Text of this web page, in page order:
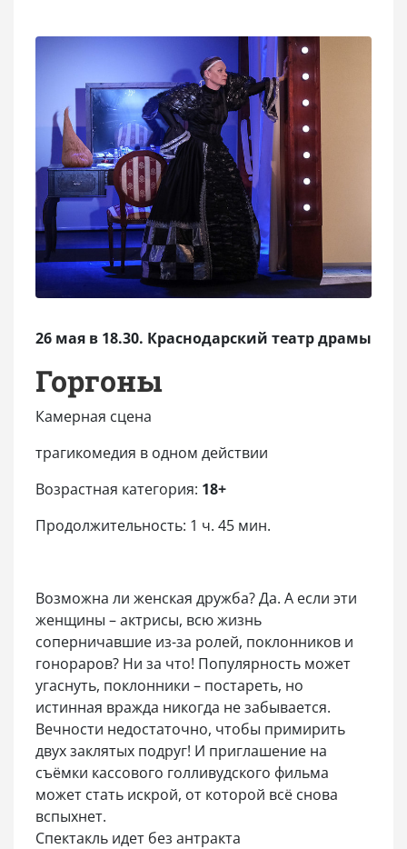
26 мая в 18.30. Краснодарский театр драмы
Горгоны
Камерная сцена
трагикомедия в одном действии
Возрастная категория: 18+
Продолжительность: 1 ч. 45 мин.
Возможна ли женская дружба? Да. А если эти
женщины – актрисы, всю жизнь
соперничавшие из-за ролей, поклонников и
гонораров? Ни за что! Популярность может
угаснуть, поклонники – постареть, но
истинная вражда никогда не забывается.
Вечности недостаточно, чтобы примирить
двух заклятых подруг! И приглашение на
съёмки кассового голливудского фильма
может стать искрой, от которой всё снова
вспыхнет.
Спектакль идет без антракта